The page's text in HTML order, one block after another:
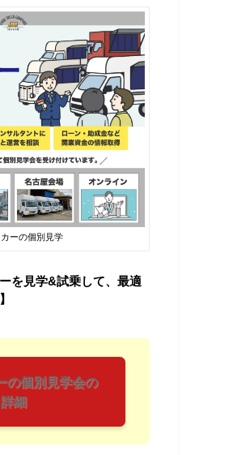
ーの個別見学
を見学&試乗して、最適
の個別見学会の
詳細